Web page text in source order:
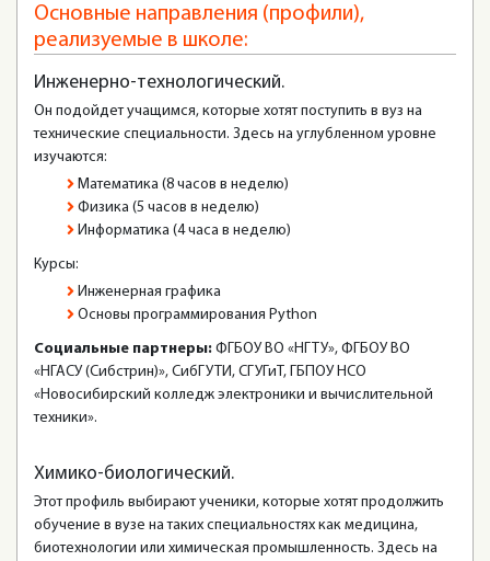
Основные направления (профили),
реализуемые в школе:
Инженерно-технологический.
Он подойдет учащимся, которые хотят поступить в вуз на
технические специальности. Здесь на углубленном уровне
изучаются:
Математика (8 часов в неделю)
Физика (5 часов в неделю)
Информатика (4 часа в неделю)
Курсы:
Инженерная графика
Основы программирования Python
Социальные партнеры: ФГБОУ ВО «НГТУ», ФГБОУ ВО
«НГАСУ (Сибстрин)», СибГУТИ, СГУГиТ, ГБПОУ НСО
«Новосибирский колледж электроники и вычислительной
техники».
Химико-биологический.
Этот профиль выбирают ученики, которые хотят продолжить
обучение в вузе на таких специальностях как медицина,
биотехнологии или химическая промышленность. Здесь на